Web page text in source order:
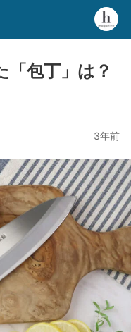
「包丁」は？
3年前